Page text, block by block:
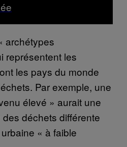
archétypes
représentent les
les pays du monde
Par exemple, une
élevé » aurait une
déchets différente
« à faible